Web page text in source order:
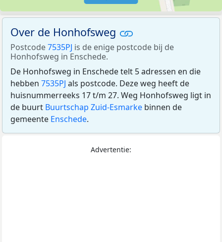
Over de Honhofsweg
Postcode7535PJ is de enige postcode bij de
Honhofsweg in Enschede.
De Honhofsweg in Enschede telt 5 adressen en die
hebben 7535PJ als postcode. Deze weg heeft de
huisnummerreeks 17 t/m 27. Weg Honhofsweg ligt in
de buurt Buurtschap Zuid-Esmarke binnen de
gemeente Enschede.
Advertentie: